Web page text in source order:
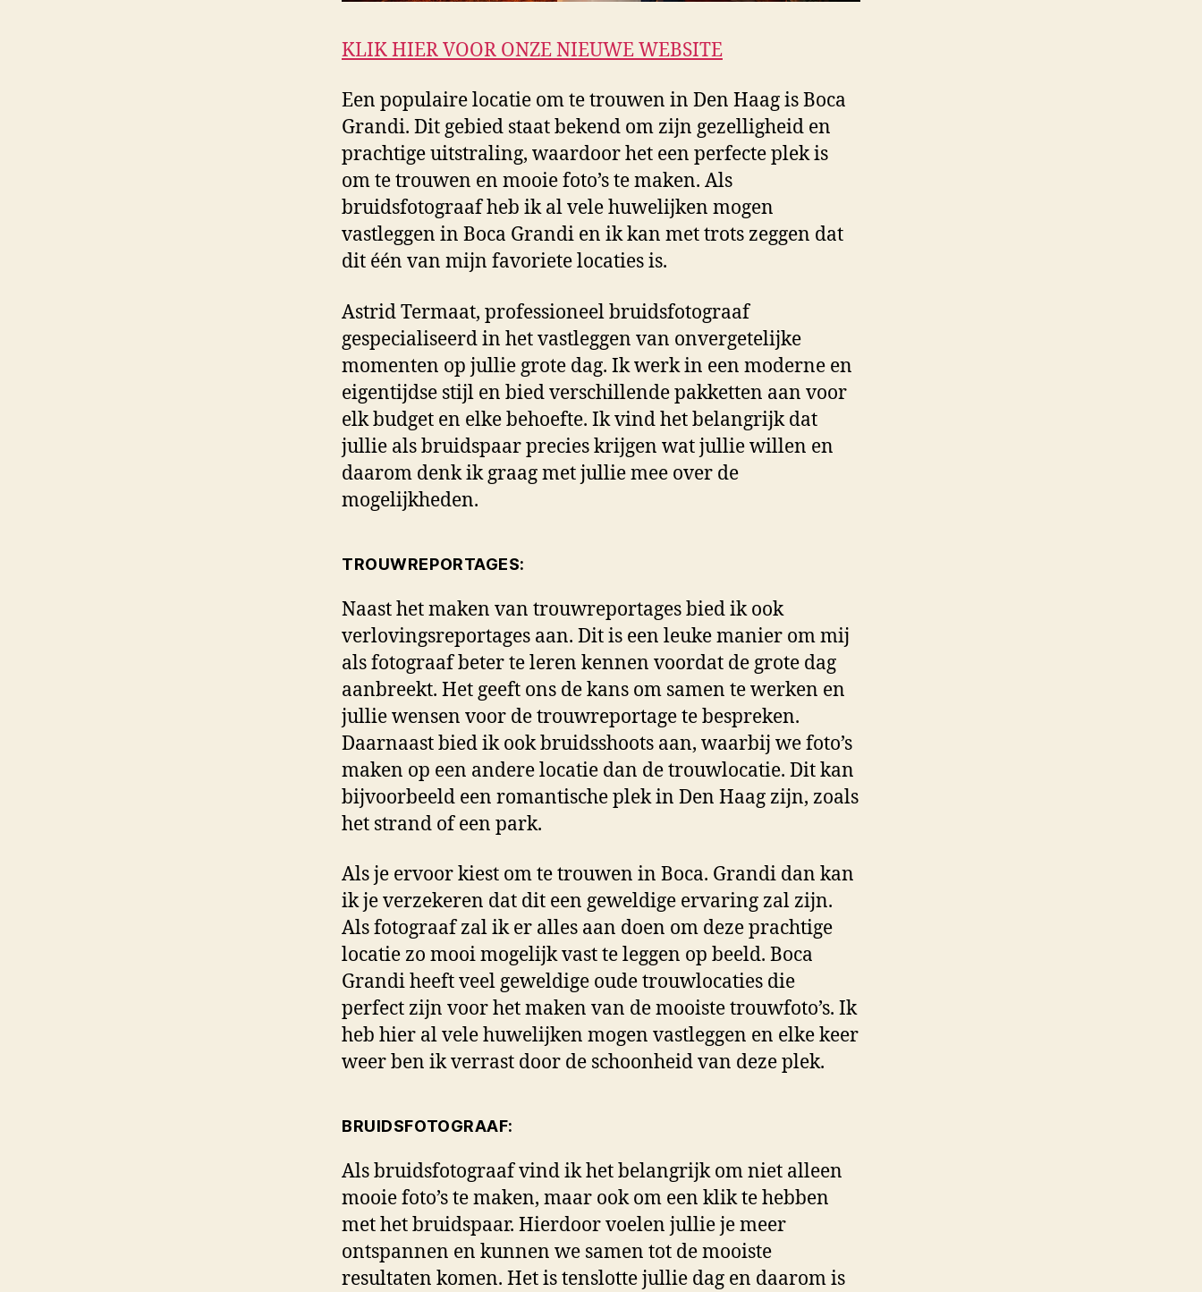
KLIK HIER VOOR ONZE NIEUWE WEBSITE
Een populaire locatie om te trouwen in Den Haag is Boca
Grandi. Dit gebied staat bekend om zijn gezelligheid en
prachtige uitstraling, waardoor het een perfecte plek is
om te trouwen en mooie foto’s te maken. Als
bruidsfotograaf heb ik al vele huwelijken mogen
vastleggen in Boca Grandi en ik kan met trots zeggen dat
dit één van mijn favoriete locaties is.
Astrid Termaat, professioneel bruidsfotograaf
gespecialiseerd in het vastleggen van onvergetelijke
momenten op jullie grote dag. Ik werk in een moderne en
eigentijdse stijl en bied verschillende pakketten aan voor
elk budget en elke behoefte. Ik vind het belangrijk dat
jullie als bruidspaar precies krijgen wat jullie willen en
daarom denk ik graag met jullie mee over de
mogelijkheden.
TROUWREPORTAGES:
Naast het maken van trouwreportages bied ik ook
verlovingsreportages aan. Dit is een leuke manier om mij
als fotograaf beter te leren kennen voordat de grote dag
aanbreekt. Het geeft ons de kans om samen te werken en
jullie wensen voor de trouwreportage te bespreken.
Daarnaast bied ik ook bruidsshoots aan, waarbij we foto’s
maken op een andere locatie dan de trouwlocatie. Dit kan
bijvoorbeeld een romantische plek in Den Haag zijn, zoals
het strand of een park.
Als je ervoor kiest om te trouwen in Boca. Grandi dan kan
ik je verzekeren dat dit een geweldige ervaring zal zijn.
Als fotograaf zal ik er alles aan doen om deze prachtige
locatie zo mooi mogelijk vast te leggen op beeld. Boca
Grandi heeft veel geweldige oude trouwlocaties die
perfect zijn voor het maken van de mooiste trouwfoto’s. Ik
heb hier al vele huwelijken mogen vastleggen en elke keer
weer ben ik verrast door de schoonheid van deze plek.
BRUIDSFOTOGRAAF:
Als bruidsfotograaf vind ik het belangrijk om niet alleen
mooie foto’s te maken, maar ook om een klik te hebben
met het bruidspaar. Hierdoor voelen jullie je meer
ontspannen en kunnen we samen tot de mooiste
resultaten komen. Het is tenslotte jullie dag en daarom is